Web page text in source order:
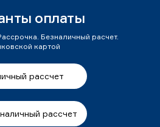
оплаты
Безналичный расчет.
картой
рассчет
рассчет